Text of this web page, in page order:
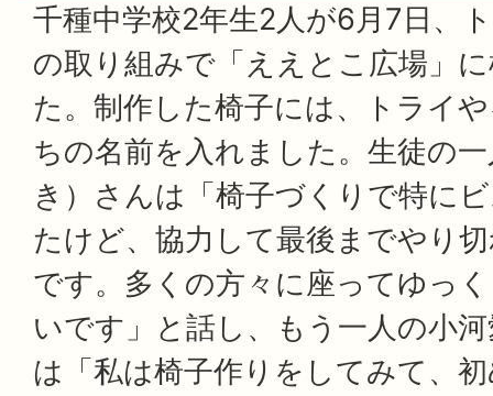
千種中学校2年生2人が6月7日、
の取り組みで「ええとこ広場」
た。制作した椅子には、トライ
ちの名前を入れました。生徒の
き）さんは「椅子づくりで特に
たけど、協力して最後までやり
です。多くの方々に座ってゆっ
いです」と話し、もう一人の小
は「私は椅子作りをしてみて、